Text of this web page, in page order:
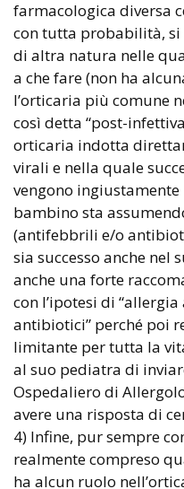
farmacologica diversa
con tutta probabilità,
di altra natura nelle
a che fare (non ha
l’orticaria più comune
così detta “post-
orticaria indotta
virali e nella quale
vengono
bambino sta
(antifebbrili e/o
sia successo anche nel
anche una forte
con l’ipotesi di
antibiotici” perché poi
limitante per tutta la
al suo pediatra di
Ospedaliero di
avere una risposta di
4) Infine, pur sempre
realmente compreso
ha alcun ruolo